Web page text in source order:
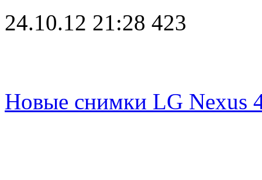
24.10.12 21:28 423
Новые снимки LG Nexus